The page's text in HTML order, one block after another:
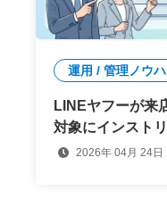
運用 / 管理ノウ
LINEヤフーが来
対象にインスト
2026年 04月 24日